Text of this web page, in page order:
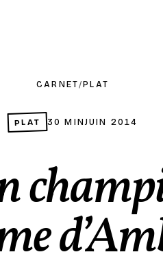
CARNET/ PLAT
PLAT 30 MIN JUIN 2014